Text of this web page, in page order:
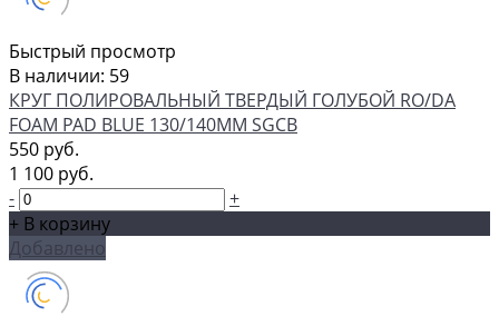
Быстрый просмотр
В наличии: 59
КРУГ ПОЛИРОВАЛЬНЫЙ ТВЕРДЫЙ ГОЛУБОЙ RO/DA
FOAM PAD BLUE 130/140ММ SGCB
550 руб.
1 100 руб.
-
+
+ В корзину
Добавлено